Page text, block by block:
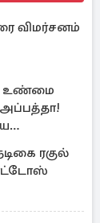
விமர்சனம்
உண்மை
அப்பத்தா!
ரகுல்